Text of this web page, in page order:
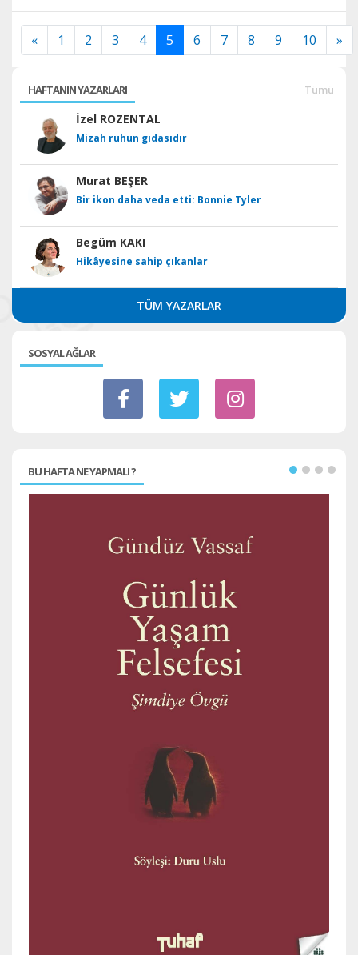
« 1 2 3 4 5 6 7 8 9 10 »
HAFTANIN YAZARLARI Tümü
İzel ROZENTAL
Mizah ruhun gıdasıdır
Murat BEŞER
Bir ikon daha veda etti: Bonnie Tyler
Begüm KAKI
Hikâyesine sahip çıkanlar
TÜM YAZARLAR
SOSYAL AĞLAR
BU HAFTA NE YAPMALI ?